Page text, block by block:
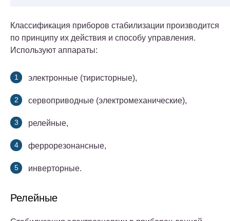
Классификация приборов стабилизации производится
по принципу их действия и способу управления.
Используют аппараты:
электронные (тиристорные),
сервоприводные (электромеханические),
релейные,
феррорезонансные,
инверторные.
Релейные